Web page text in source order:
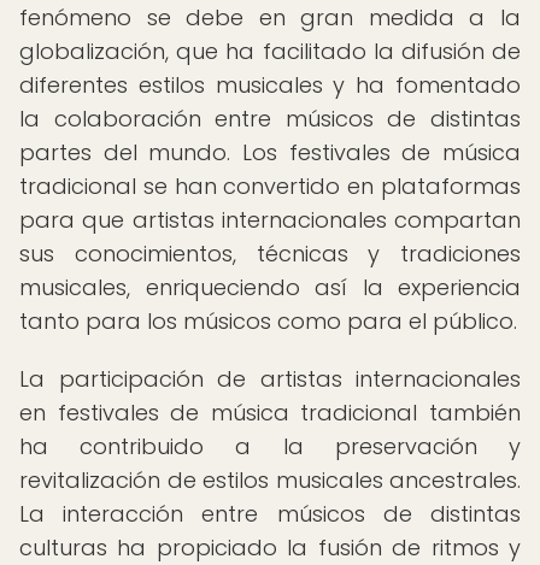
fenómeno se debe en gran medida a la
globalización, que ha facilitado la difusión de
diferentes estilos musicales y ha fomentado
la colaboración entre músicos de distintas
partes del mundo. Los festivales de música
tradicional se han convertido en plataformas
para que artistas internacionales compartan
sus conocimientos, técnicas y tradiciones
musicales, enriqueciendo así la experiencia
tanto para los músicos como para el público.
La participación de artistas internacionales
en festivales de música tradicional también
ha contribuido a la preservación y
revitalización de estilos musicales ancestrales.
La interacción entre músicos de distintas
culturas ha propiciado la fusión de ritmos y